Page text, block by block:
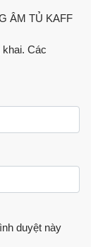
ÂM TỦ KAFF
Các
duyệt này